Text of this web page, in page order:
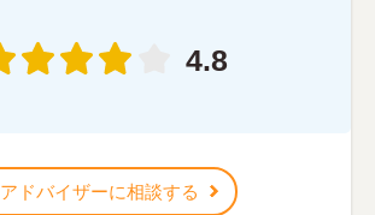
4.8
アドバイザーに相談する